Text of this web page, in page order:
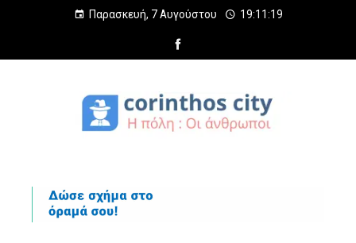
Παρασκευή, 7 Αυγούστου 19:11:20